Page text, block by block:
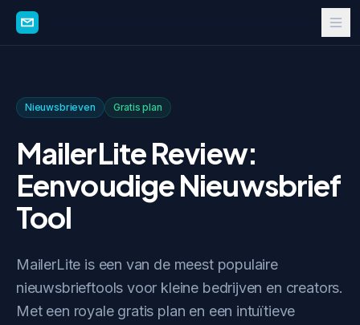
Nieuwsbrieven Gratis plan
MailerLite Review:
Eenvoudige Nieuwsbrief
Tool
MailerLite is een van de meest populaire
nieuwsbrieftools voor kleine bedrijven en creators.
Met een royale gratis plan en een intuïtieve